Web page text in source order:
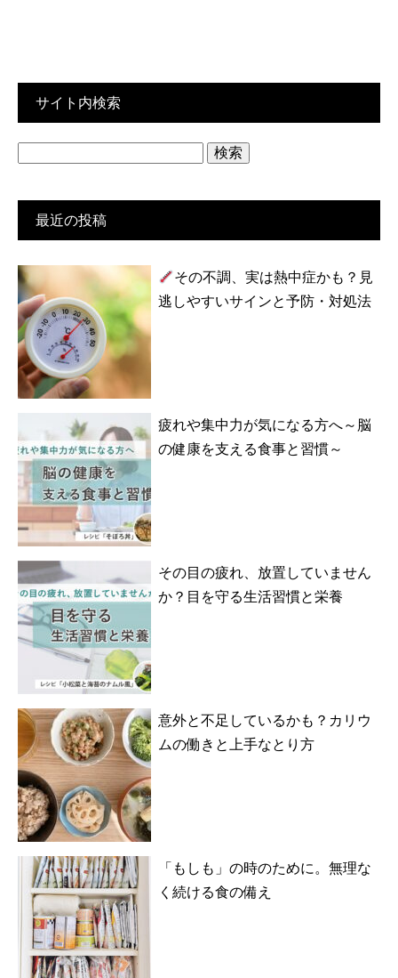
サイト内検索
最近の投稿
その不調、実は熱中症かも？見
逃しやすいサインと予防・対処法
疲れや集中力が気になる方へ～脳
の健康を支える食事と習慣～
その目の疲れ、放置していません
か？目を守る生活習慣と栄養
意外と不足しているかも？カリウ
ムの働きと上手なとり方
「もしも」の時のために。無理な
く続ける食の備え